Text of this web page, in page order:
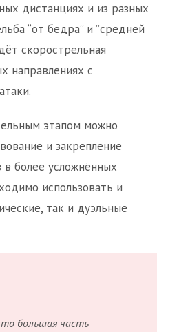
дистанциях и из разных
“от бедра” и ”средней
скорострельная
направлениях с
этапом можно
и закрепление
более усложнённых
использовать и
так и дуэльные
большая часть